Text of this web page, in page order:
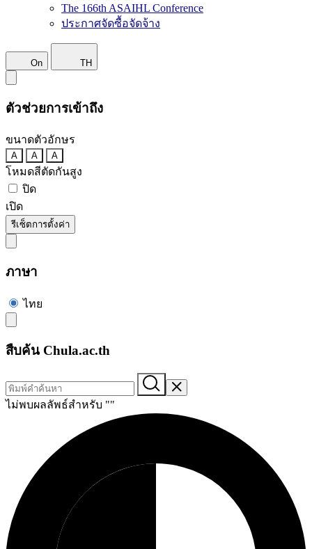
The 166th ASAIHL Conference
ประกาศจัดซื้อจัดจ้าง
On TH
ตัวช่วยการเข้าถึง
ขนาดตัวอักษร
A A A
โหมดสีตัดกันสูง
ปิด
เปิด
รีเซ็ตการตั้งค่า
ภาษา
ไทย
สืบค้น Chula.ac.th
ไม่พบผลลัพธ์สำหรับ ""